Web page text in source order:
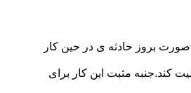
بروز حادثه ی در حین کار
کند.جنبه مثبت این کار برای